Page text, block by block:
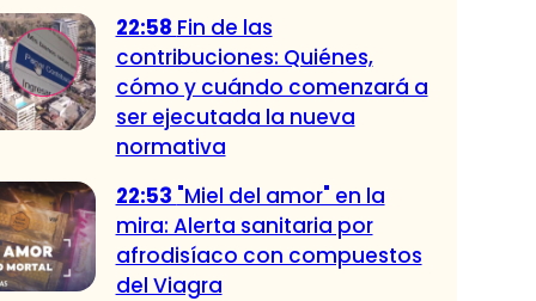
22:58 Fin de las
contribuciones: Quiénes,
cómo y cuándo comenzará a
ser ejecutada la nueva
normativa
22:53 "Miel del amor" en la
mira: Alerta sanitaria por
afrodisíaco con compuestos
del Viagra